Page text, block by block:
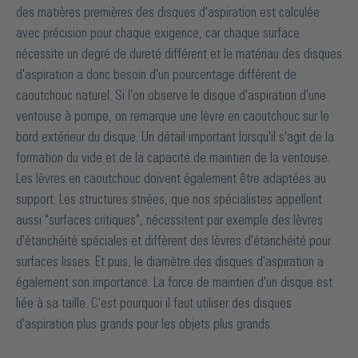
des matières premières des disques d'aspiration est calculée
avec précision pour chaque exigence, car chaque surface
nécessite un degré de dureté différent et le matériau des disques
d'aspiration a donc besoin d'un pourcentage différent de
caoutchouc naturel. Si l'on observe le disque d'aspiration d'une
ventouse à pompe, on remarque une lèvre en caoutchouc sur le
bord extérieur du disque. Un détail important lorsqu'il s'agit de la
formation du vide et de la capacité de maintien de la ventouse.
Les lèvres en caoutchouc doivent également être adaptées au
support. Les structures striées, que nos spécialistes appellent
aussi "surfaces critiques", nécessitent par exemple des lèvres
d'étanchéité spéciales et diffèrent des lèvres d'étanchéité pour
surfaces lisses. Et puis, le diamètre des disques d'aspiration a
également son importance. La force de maintien d'un disque est
liée à sa taille. C'est pourquoi il faut utiliser des disques
d'aspiration plus grands pour les objets plus grands.